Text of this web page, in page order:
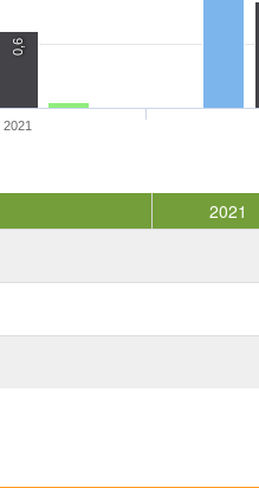
0,6
2021
2021